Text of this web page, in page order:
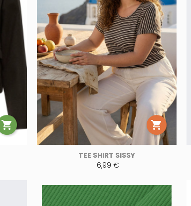
 
TEE SHIRT SISSY
16,99 €